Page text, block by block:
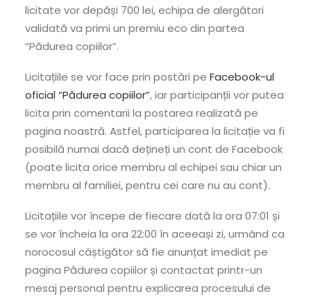
licitate vor depăși 700 lei, echipa de alergători
validată va primi un premiu eco din partea
“Pădurea copiilor”.
Licitațiile se vor face prin postări pe Facebook-ul
oficial “Pădurea copiilor”, iar participanții vor putea
licita prin comentarii la postarea realizată pe
pagina noastră. Astfel, participarea la licitație va fi
posibilă numai dacă dețineți un cont de Facebook
(poate licita orice membru al echipei sau chiar un
membru al familiei, pentru cei care nu au cont).
Licitațiile vor începe de fiecare dată la ora 07:01 și
se vor încheia la ora 22:00 în aceeași zi, urmând ca
norocosul câștigător să fie anunțat imediat pe
pagina Pădurea copiilor și contactat printr-un
mesaj personal pentru explicarea procesului de